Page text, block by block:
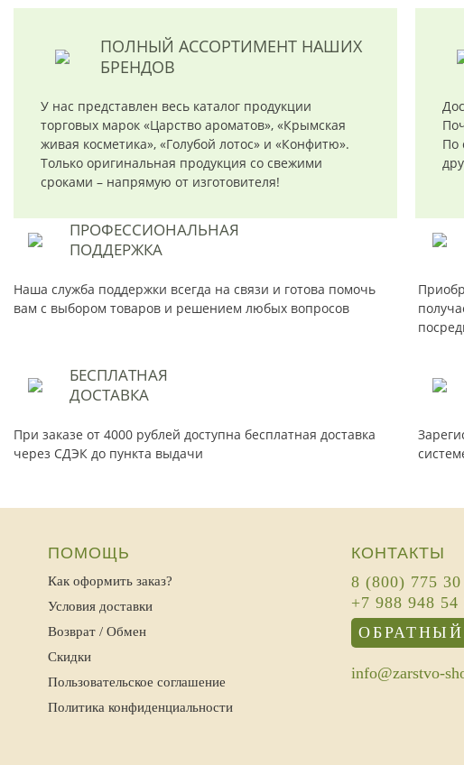
ПОЛНЫЙ АССОРТИМЕНТ НАШИХ
БРЕНДОВ
У нас представлен весь каталог продукции
торговых марок «Царство ароматов», «Крымская
живая косметика», «Голубой лотос» и «Конфитю».
Только оригинальная продукция со свежими
сроками – напрямую от изготовителя!
По
ПРОФЕССИОНАЛЬНАЯ
ПОДДЕРЖКА
Наша служба поддержки всегда на связи и готова помочь
вам с выбором товаров и решением любых вопросов
БЕСПЛАТНАЯ
ДОСТАВКА
При заказе от 4000 рублей доступна бесплатная доставка
через СДЭК до пункта выдачи
ПОМОЩЬ
Как оформить заказ?
Условия доставки
Возврат / Обмен
Скидки
Пользовательское соглашение
Политика конфиденциальности
КОНТАКТЫ
8 (800) 775
+7 988 948 54
info@zarstvo-